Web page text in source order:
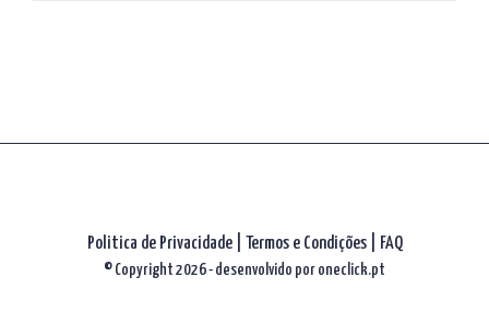
Politica de Privacidade| Termos e Condições FAQ
© Copyright 2026 - desenvolvido por oneclick.pt